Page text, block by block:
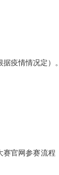
疫情情况定）。
赛官网参赛流程